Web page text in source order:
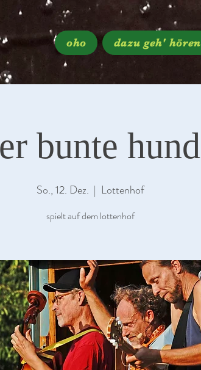
oho dazu geh' hören
bunte hund
So., 12. Dez.
  |
Lottenhof
spielt auf dem lottenhof